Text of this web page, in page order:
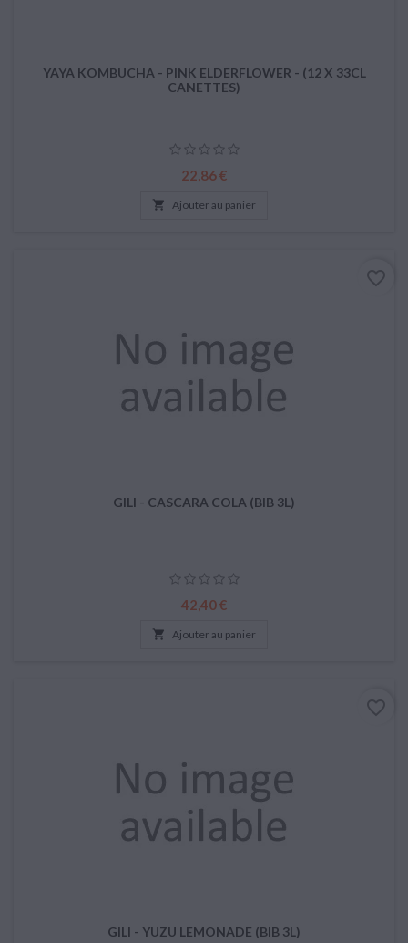
YAYA KOMBUCHA - PINK ELDERFLOWER - (12 X 33CL
CANETTES)
Prix
22,86 €
 Ajouter au panier
GILI - CASCARA COLA (BIB 3L)
Prix
42,40 €
 Ajouter au panier
favorite_border
GILI - YUZU LEMONADE (BIB 3L)
favorite_border